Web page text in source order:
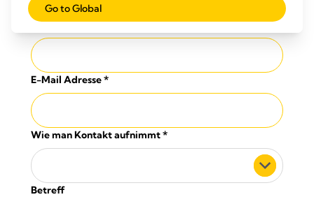
Telefon-Nummer
E-Mail Adresse*
Wie man Kontakt aufnimmt*
Betreff
Go to Global